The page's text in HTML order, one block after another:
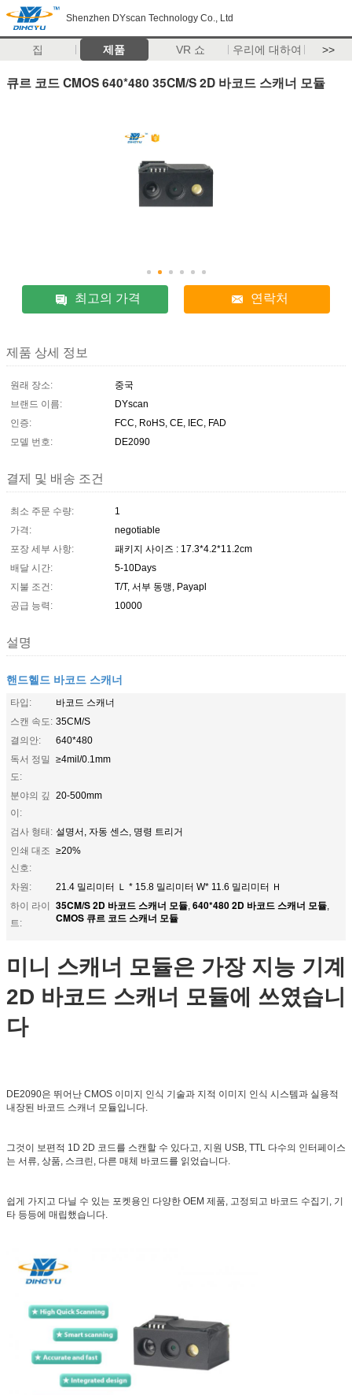
Shenzhen DYscan Technology Co., Ltd
집 제품 VR 쇼 우리에 대하여 >>
큐르 코드 CMOS 640*480 35CM/S 2D 바코드 스캐너 모듈
최고의 가격 연락처
제품 상세 정보
원래 장소:
중국
브랜드 이름:
DYscan
인증:
FCC, RoHS, CE, IEC, FAD
모델 번호:
DE2090
결제 및 배송 조건
최소 주문 수량:
1
가격:
negotiable
포장 세부 사항:
패키지 사이즈 : 17.3*4.2*11.2cm
배달 시간:
5-10Days
지불 조건:
T/T, 서부 동맹, Payapl
공급 능력:
10000
설명
핸드헬드 바코드 스캐너
타입:
바코드 스캐너
스캔 속도: 35CM/S
결의안:
640*480
독서 정밀
도:
≥4mil/0.1mm
분야의 깊
이:
20-500mm
검사 형태: 설명서, 자동 센스, 명령 트리거
인쇄 대조
신호:
≥20%
차원:
21.4 밀리미터 Ｌ * 15.8 밀리미터 W* 11.6 밀리미터 Ｈ
하이 라이
트:
35CM/S 2D 바코드 스캐너 모듈, 640*480 2D 바코드 스캐너 모듈,
CMOS 큐르 코드 스캐너 모듈
미니 스캐너 모듈은 가장 지능 기계
2D 바코드 스캐너 모듈에 쓰였습니
다
DE2090은 뛰어난 CMOS 이미지 인식 기술과 지적 이미지 인식 시스템과 실용적
내장된 바코드 스캐너 모듈입니다.
그것이 보편적 1D 2D 코드를 스캔할 수 있다고, 지원 USB, TTL 다수의 인터페이스
는 서류, 상품, 스크린, 다른 매체 바코드를 읽었습니다.
쉽게 가지고 다닐 수 있는 포켓용인 다양한 OEM 제품, 고정되고 바코드 수집기, 기
타 등등에 매립했습니다.